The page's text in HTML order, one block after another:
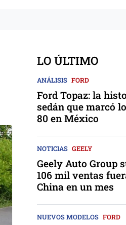
LO ÚLTIMO
ANÁLISIS FORD
Ford Topaz: la
sedán que marcó
80 en México
NOTICIAS GEELY
Geely Auto Group
106 mil ventas
China en un mes
NUEVOS MODELOS FORD